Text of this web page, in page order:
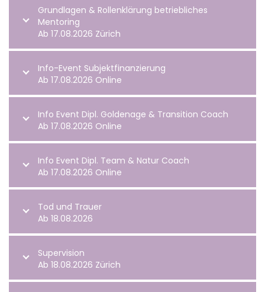
Grundlagen & Rollenklärung betriebliches
Mentoring
Ab 17.08.2026 Zürich
Info-Event Subjektfinanzierung
Ab 17.08.2026 Online
Info Event Dipl. Goldenage & Transition Coach
Ab 17.08.2026 Online
Info Event Dipl. Team & Natur Coach
Ab 17.08.2026 Online
Tod und Trauer
Ab 18.08.2026
Supervision
Ab 18.08.2026 Zürich